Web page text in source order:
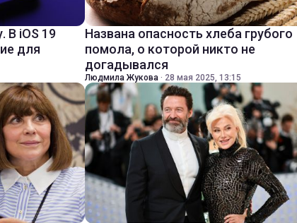
В iOS 19
для
Названа опасность хлеба грубого
помола, о которой никто не
догадывался
Людмила Жукова · 28 мая 2025, 13:15